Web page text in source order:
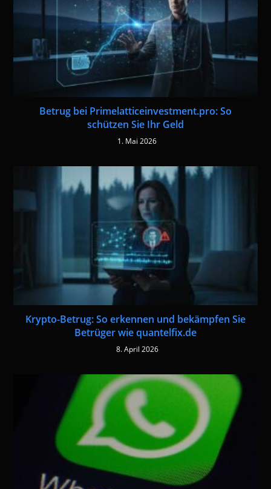
Betrug bei Primelatticeinvestment.pro: So
schützen Sie Ihr Geld
1. Mai 2026
Krypto-Betrug: So erkennen und bekämpfen Sie
Betrüger wie quantelfix.de
8. April 2026